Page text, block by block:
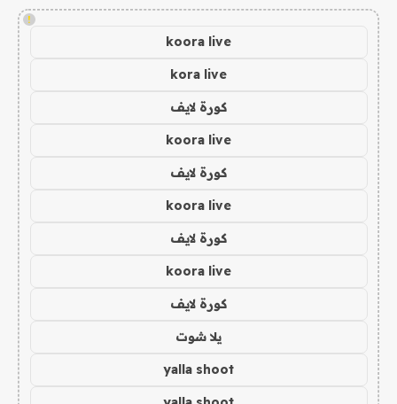
!
koora live
kora live
كورة لايف
koora live
كورة لايف
koora live
كورة لايف
koora live
كورة لايف
يلا شوت
yalla shoot